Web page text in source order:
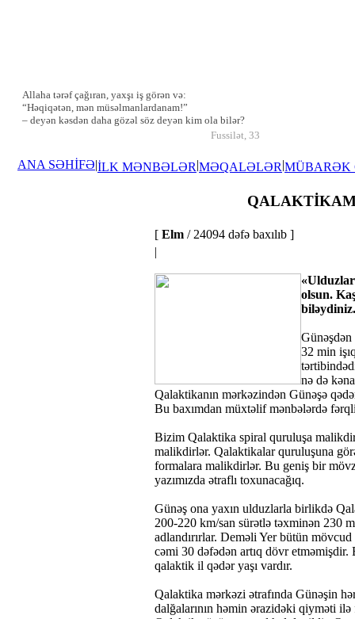
Allaha tərəf çağıran, yaxşı iş görən və:
“Həqiqətən, mən müsəlmanlardanam!”
– deyən kəsdən daha gözəl söz deyən kim ola bilər?
Fussilət, 33
ANA SƏHİFƏ|İLK MƏNBƏLƏR|MƏQALƏLƏR|MÜBARƏK
[ Elm / 24094 dəfə baxılıb ]
|
olsun.
32 min
nə də
Qalaktikanın mərkəzindən Günəşə
Bu baxımdan müxtəlif mənbələrdə
Bizim Qalaktika spiral quruluşa
malikdirlər. Qalaktikalar quruluşuna
formalara malikdirlər. Bu geniş bir
yazımızda ətraflı toxunacağıq.
Günəş ona yaxın ulduzlarla birlikdə
200-220 km/san sürətlə təxminən 230
adlandırırlar. Deməli Yer bütün
cəmi 30 dəfədən artıq dövr
qalaktik il qədər yaşı vardır.
Qalaktika mərkəzi ətrafında Günəşin
dalğalarının həmin ərazidəki qiyməti